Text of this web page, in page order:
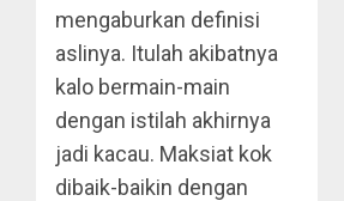
mengaburkan definisi
aslinya. Itulah akibatnya
kalo bermain-main
dengan istilah akhirnya
jadi kacau. Maksiat kok
dibaik-baikin dengan